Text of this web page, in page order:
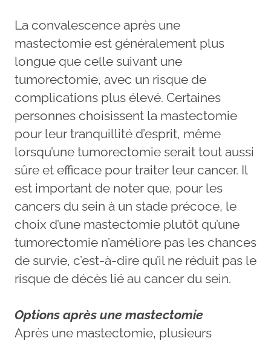
La convalescence après une
mastectomie est généralement plus
longue que celle suivant une
tumorectomie, avec un risque de
complications plus élevé. Certaines
personnes choisissent la mastectomie
pour leur tranquillité d’esprit, même
lorsqu’une tumorectomie serait tout aussi
sûre et efficace pour traiter leur cancer. Il
est important de noter que, pour les
cancers du sein à un stade précoce, le
choix d’une mastectomie plutôt qu’une
tumorectomie n’améliore pas les chances
de survie, c’est-à-dire qu’il ne réduit pas le
risque de décès lié au cancer du sein.
Options après une mastectomie
Après une mastectomie, plusieurs